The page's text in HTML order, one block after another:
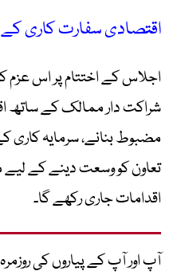
اقتصادی سفارت کاری کے
اجلاس کے اختتام پر اس عزم
شراکت دار ممالک کے ساتھ
مضبوط بنانے، سرمایہ کاری
تعاون کو وسعت دینے کے
اقدامات جاری رکھے گا۔
آپ اور آپ کے پیاروں کی